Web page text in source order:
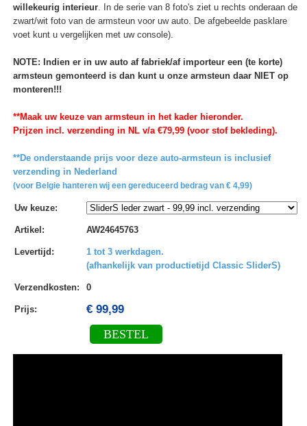
willekeurig interieur. In de serie van 8 foto's ziet u rechts onderaan de
zwart/wit foto van de armsteun voor uw auto. De afgebeelde pasklare
voet kunt u vergelijken met uw console).
NOTE: Indien er in uw auto af fabriek/af importeur een (te korte)
armsteun gemonteerd is dan kunt u onze armsteun daar NIET op
monteren!!!
**Maak uw keuze van armsteun in het kader hieronder.
Prijzen incl. verzending in NL v/a €79,99 (voor stof bekleding).
**De onderstaande prijs voor deze auto-armsteun is inclusief
verzending in Nederland
(voor Belgie hanteren wij een gereduceerd bedrag van € 4,99)
Uw keuze:
Artikel : AW24645763
Levertijd :
1 tot 3 werkdagen.
(afhankelijk van productietijd Classic SliderS)
Verzendkosten: 0
Prijs: € 99,99
BESTEL